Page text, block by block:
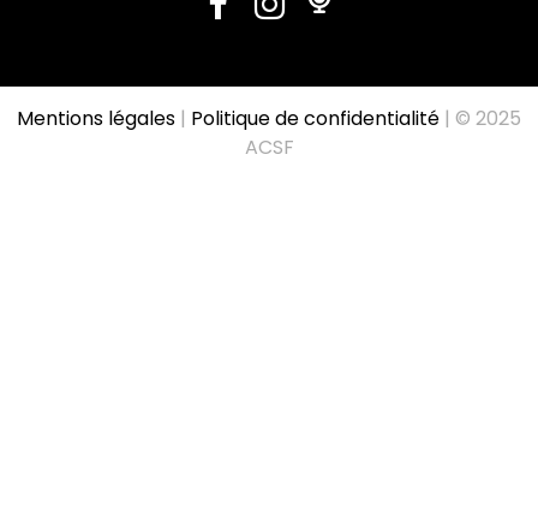
Mentions légales | Politique de confidentialité | © 2025
ACSF